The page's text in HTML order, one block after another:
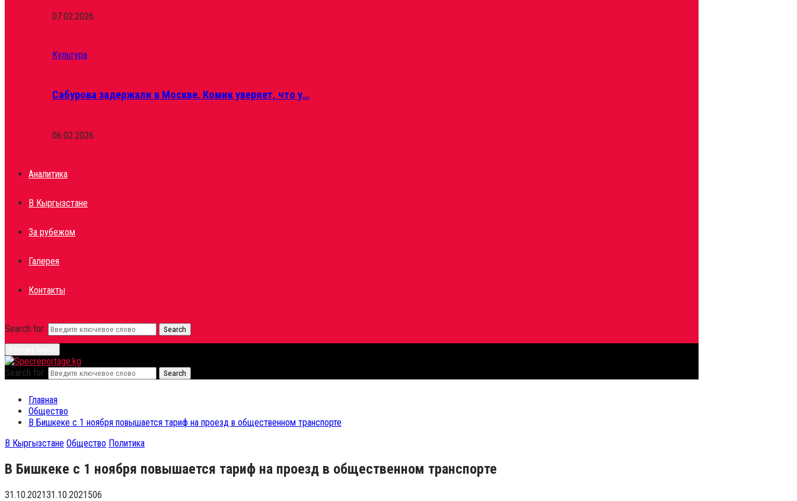
07.02.2026
Культура
Сабурова задержали в Москве. Комик уверяет, что у…
06.02.2026
Аналитика
В Кыргызстане
За рубежом
Галерея
Контакты
Search for: Search
Search for: Search
Главная
Общество
В Бишкеке с 1 ноября повышается тариф на проезд в общественном транспорте
В Кыргызстане Общество Политика
В Бишкеке с 1 ноября повышается тариф на проезд в общественном транспорте
31.10.202131.10.2021506